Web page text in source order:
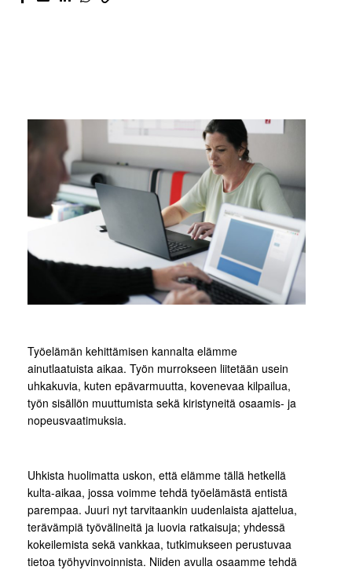
Työelämän kehittämisen kannalta elämme
ainutlaatuista aikaa. Työn murrokseen liitetään usein
uhkakuvia, kuten epävarmuutta, kovenevaa kilpailua,
työn sisällön muuttumista sekä kiristyneitä osaamis- ja
nopeusvaatimuksia.
Uhkista huolimatta uskon, että elämme tällä hetkellä
kulta-aikaa, jossa voimme tehdä työelämästä entistä
parempaa. Juuri nyt tarvitaankin uudenlaista ajattelua,
terävämpiä työvälineitä ja luovia ratkaisuja; yhdessä
kokeilemista sekä vankkaa, tutkimukseen perustuvaa
tietoa työhyvinvoinnista. Niiden avulla osaamme tehdä